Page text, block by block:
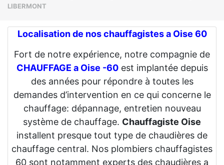
LIBERMONT
Localisation de nos chauffagistes a Oise 60
Fort de notre expérience, notre compagnie de
CHAUFFAGE a Oise -60est implantée depuis
des années pour répondre à toutes les
demandes d’intervention en ce qui concerne le
chauffage: dépannage, entretien nouveau
système de chauffage. Chauffagiste Oise
installent presque tout type de chaudières de
chauffage central. Nos plombiers chauffagistes
60 sont notamment experts des chaudières a